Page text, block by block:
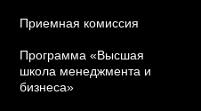
Приемная комиссия
Программа «Высшая
школа менеджмента и
бизнеса»